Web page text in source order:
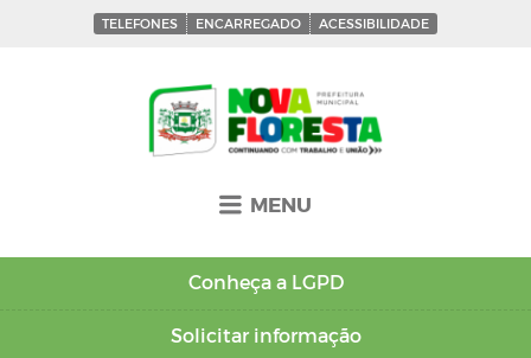
TELEFONES ENCARREGADO ACESSIBILIDADE
MENU
Conheça a LGPD
Solicitar informação